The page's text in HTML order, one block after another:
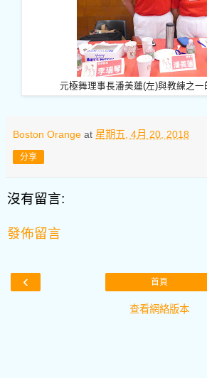
元極舞理事長潘美蓮(左)與教練之
Boston Orange at 星期五, 4月 20, 2018
分享
沒有留言:
發佈留言
‹ 首頁
查看網絡版本